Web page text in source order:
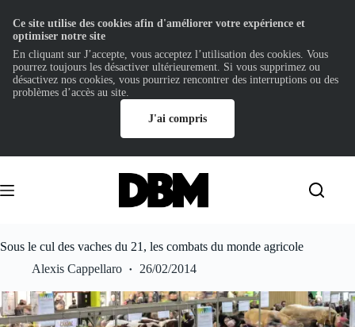
contenu
Sous le cul des vaches du 21, les combats du monde agricole
Alexis Cappellaro
26/02/2014
Ce site utilise des cookies afin d'améliorer votre expérience et
optimiser notre site
En cliquant sur J’accepte, vous acceptez l’utilisation des cookies. Vous
pourrez toujours les désactiver ultérieurement. Si vous supprimez ou
désactivez nos cookies, vous pourriez rencontrer des interruptions ou des
problèmes d’accès au site.
J'ai compris